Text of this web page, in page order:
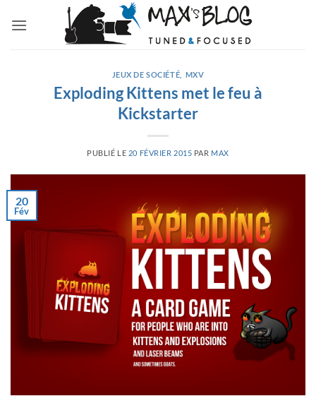
JEUX DE SOCIÉTÉ MXV
Exploding Kittens met le feu à
Kickstarter
PUBLIÉ LE 20 FÉVRIER 2015 PAR MAX
20
Fév